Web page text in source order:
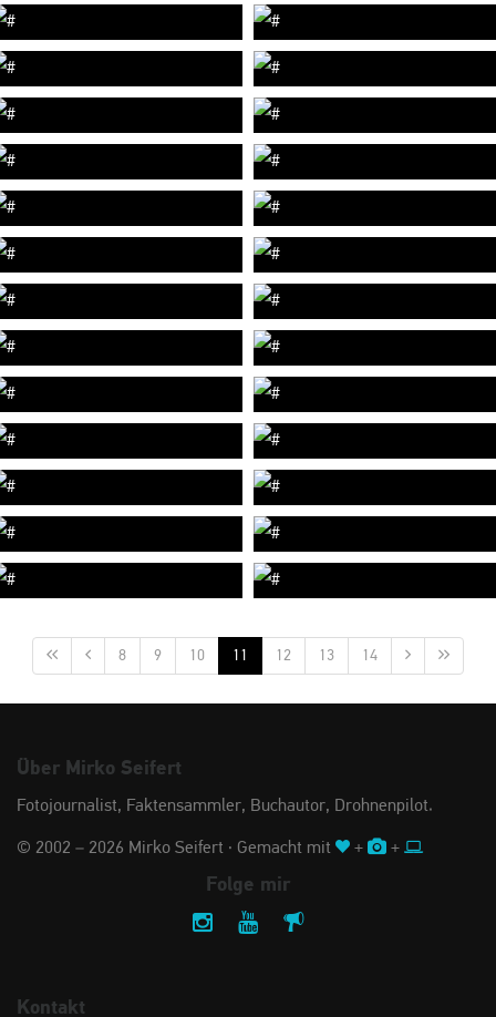
8 9 10 11 12 13 14
Über Mirko Seifert
Fotojournalist, Faktensammler, Buchautor, Drohnenpilot.
© 2002 – 2026 Mirko Seifert · Gemacht mit + +
Folge mir
Kontakt